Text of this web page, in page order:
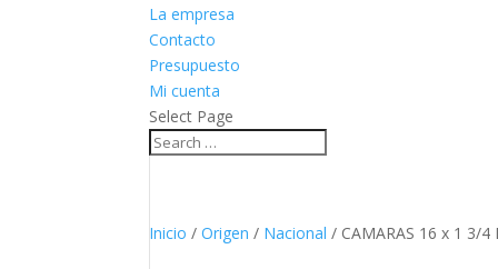
La empresa
Contacto
Presupuesto
Mi cuenta
Select Page
Inicio /Origen / Nacional / CAMARAS 16 x 1 3/4